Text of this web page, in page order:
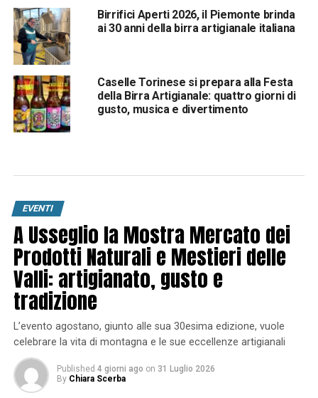
Birrifici Aperti 2026, il Piemonte brinda
ai 30 anni della birra artigianale italiana
Caselle Torinese si prepara alla Festa
della Birra Artigianale: quattro giorni di
gusto, musica e divertimento
EVENTI
A Usseglio la Mostra Mercato dei
Prodotti Naturali e Mestieri delle
Valli: artigianato, gusto e
tradizione
L’evento agostano, giunto alle sua 30esima edizione, vuole
celebrare la vita di montagna e le sue eccellenze artigianali
Published 4 giorni ago on 31 Luglio 2026
By Chiara Scerba